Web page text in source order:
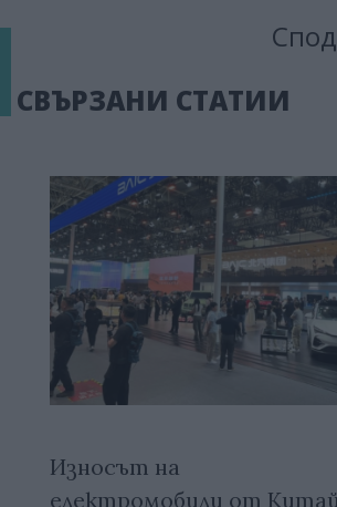
СВЪРЗАНИ СТАТИИ
Износът на
електромобили от Китай